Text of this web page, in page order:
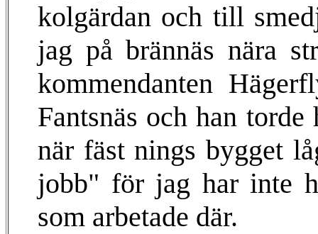
kolgärdan och till
jag på brännäs nära
kommendanten
Fantsnäs och han
när fäst nings bygget
jobb" för jag har inte
som arbetade där.